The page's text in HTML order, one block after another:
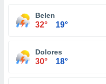
Belen
32° 19°
Dolores
30° 18°